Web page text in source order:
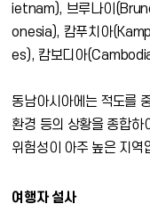
ietnam), 브루나이
onesia), 캄푸치아
es), 캄보디아
동남아시아에는 적도를
환경 등의 상황을 종합하
위험성이 아주 높은 지역
여행자 설사